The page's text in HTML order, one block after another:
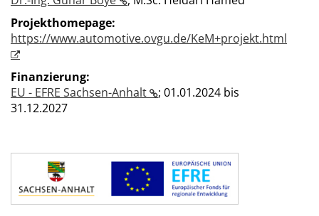
Projekthomepage:
https://www.automotive.ovgu.de/KeM+projekt.html
Finanzierung:
EU - EFRE Sachsen-Anhalt
; 01.01.2024 bis
31.12.2027